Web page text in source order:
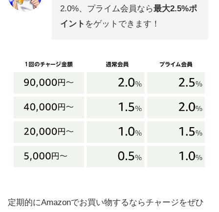
2.0%、プライム会員なら最大2.5%ポ
イント をゲットできます！
定期的にAmazonでお買い物するならチャージをぜひ